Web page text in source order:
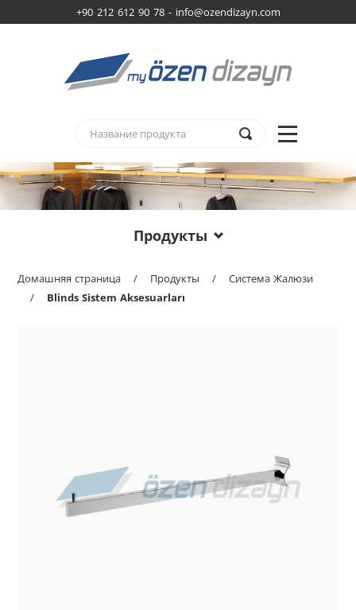
+90 212 612 90 78 - info@ozendizayn.com
Продукты
Домашняя страница / Продукты /
Система Жалюзи
/
Blinds Sistem Aksesuarları